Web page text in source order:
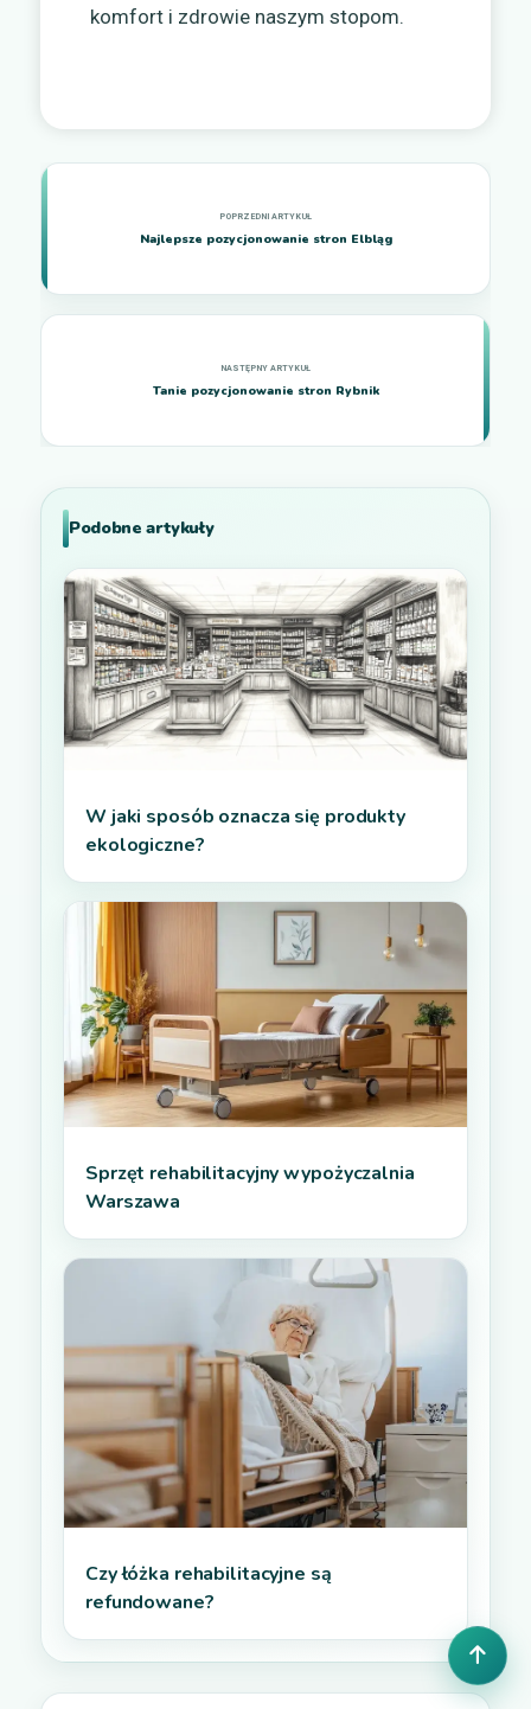
komfort i zdrowie naszym stopom.
Najlepsze pozycjonowanie stron Elbląg
Tanie pozycjonowanie stron Rybnik
Podobne artykuły
W jaki sposób oznacza się produkty
ekologiczne?
Sprzęt rehabilitacyjny wypożyczalnia
Warszawa
Czy łóżka rehabilitacyjne są
refundowane?